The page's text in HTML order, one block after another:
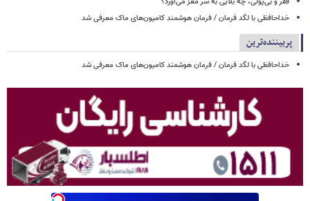
خداحافظی با لگد فرمان / فرمان هوشمند کامیون‌های ماک معرفی شد
پربیننده‌ترین
خداحافظی با لگد فرمان / فرمان هوشمند کامیون‌های ماک معرفی شد